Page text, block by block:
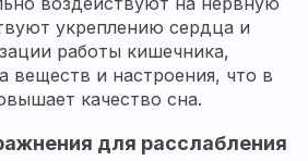
укреплению сердца и
работы кишечника,
веществ и настроения, что в
качество сна.
для расслабления